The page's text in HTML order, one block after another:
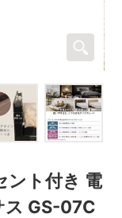
ント付き 電
ス GS-07C